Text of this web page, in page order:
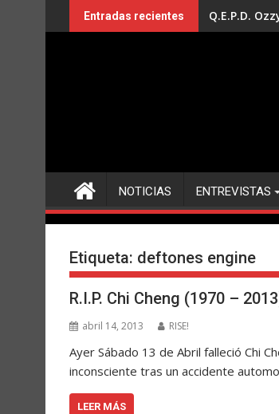
al
Entradas recientes Q.E.P.D.
NOTICIAS ENTREVISTAS
Etiqueta: deftones engine
R.I.P. Chi Cheng (1970 –
abril 14, 2013 RISE!
Ayer Sábado 13 de Abril falleció Chi
inconsciente tras un accidente
LEER MÁS